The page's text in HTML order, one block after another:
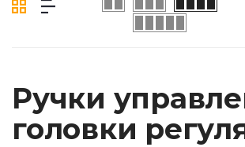
Ручки
головки